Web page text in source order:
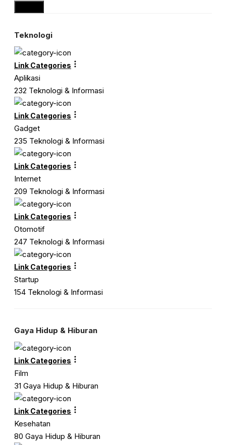
Close
Teknologi
Link Categories
Aplikasi
232 Teknologi & Informasi
Link Categories
Gadget
235 Teknologi & Informasi
Link Categories
Internet
209 Teknologi & Informasi
Link Categories
Otomotif
247 Teknologi & Informasi
Link Categories
Startup
154 Teknologi & Informasi
Gaya Hidup & Hiburan
Link Categories
Film
31 Gaya Hidup & Hiburan
Link Categories
Kesehatan
80 Gaya Hidup & Hiburan